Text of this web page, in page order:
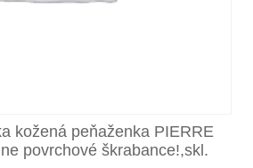
kožená peňaženka PIERRE
povrchové škrabance!,skl.